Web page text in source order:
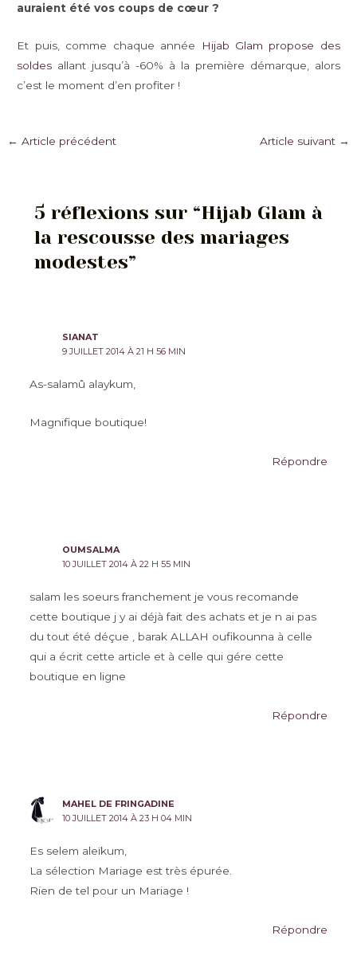
auraient été vos coups de cœur ?
Et puis, comme chaque année
Hijab Glam propose des
soldes allant jusqu’à -60% à la première démarque, alors
c’est le moment d’en profiter !
Navigation
← Article précédent Article suivant →
5 réflexions sur “Hijab Glam à
la rescousse des mariages
modestes”
SIANAT
9 JUILLET 2014 À 21 H 56 MIN
As-salamû alaykum,
Magnifique boutique!
Répondre
OUMSALMA
10 JUILLET 2014 À 22 H 55 MIN
salam les soeurs franchement je vous recomande
cette boutique j y ai déjà fait des achats et je n ai pas
du tout été déçue , barak ALLAH oufikounna à celle
qui a écrit cette article et à celle qui gére cette
boutique en ligne
Répondre
MAHEL DE FRINGADINE
10 JUILLET 2014 À 23 H 04 MIN
Es selem aleïkum,
La sélection Mariage est très épurée.
Rien de tel pour un Mariage !
Répondre